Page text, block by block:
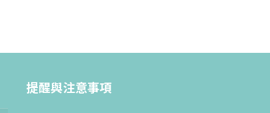
提醒與注意事項